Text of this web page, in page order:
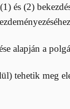
(2)
alapján a
tehetik meg